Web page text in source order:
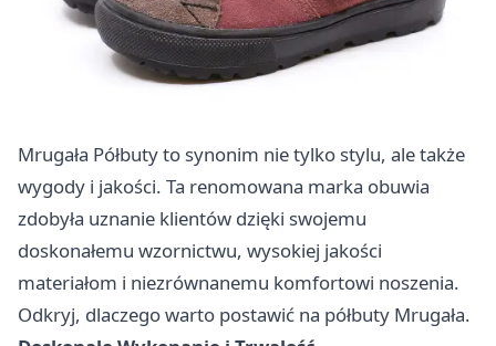
Mrugała Półbuty to synonim nie tylko stylu, ale także
wygody i jakości. Ta renomowana marka obuwia
zdobyła uznanie klientów dzięki swojemu
doskonałemu wzornictwu, wysokiej jakości
materiałom i niezrównanemu komfortowi noszenia.
Odkryj, dlaczego warto postawić na półbuty Mrugała.